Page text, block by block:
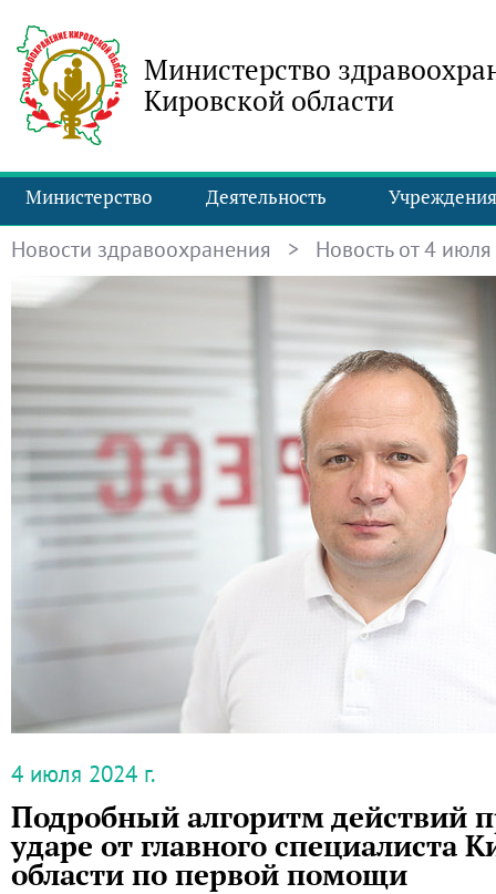
Министерство
Кировской области
Министерство Деятельность Учреждения
Новости здравоохранения > Новость от 4 июля
4 июля 2024 г.
Подробный алгоритм действий
ударе от главного специалиста
области по первой помощи